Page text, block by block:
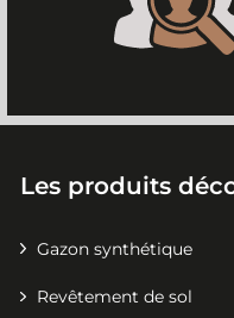
Les produits
Gazon synthétique
Revêtement de sol